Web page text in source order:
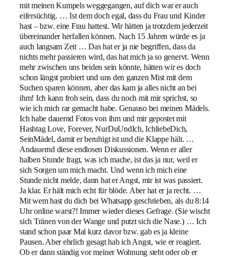
mit meinen Kumpels weggegangen, auf dich war er auch
eifersüchtig. … Ist dem doch egal, dass du Frau und Kinder
hast – bzw. eine Frau hattest. Wir hätten ja trotzdem jederzeit
übereinander herfallen können. Nach 15 Jahren würde es ja
auch langsam Zeit … Das hat er ja nie begriffen, dass da
nichts mehr passieren wird, das hat mich ja so genervt. Wenn
mehr zwischen uns beiden sein könnte, hätten wir es doch
schon längst probiert und uns den ganzen Mist mit dem
Suchen sparen können, aber das kam ja alles nicht an bei
ihm! Ich kann froh sein, dass du noch mit mir sprichst, so
wie ich mich rar gemacht habe. Genauso bei meinen Mädels.
Ich habe dauernd Fotos von ihm und mir gepostet mit
Hashtag Love, Forever, NurDuUndIch, IchliebeDich,
SeinMädel, damit er beruhigt ist und die Klappe hält. …
Andauernd diese endlosen Diskussionen. Wenn er aller
halben Stunde fragt, was ich mache, ist das ja nur, weil er
sich Sorgen um mich macht. Und wenn ich mich eine
Stunde nicht melde, dann hat er Angst, mir ist was passiert.
Ja klar. Er hält mich echt für blöde. Aber hat er ja recht. …
Mit wem hast du dich bei Whatsapp geschrieben, als du 8:14
Uhr online warst?! Immer wieder dieses Gefrage. (Sie wischt
sich Tränen von der Wange und putzt sich die Nase.) … Ich
stand schon paar Mal kurz davor bzw. gab es ja kleine
Pausen. Aber ehrlich gesagt hab ich Angst, wie er reagiert.
Ob er dann ständig vor meiner Wohnung steht oder ob er